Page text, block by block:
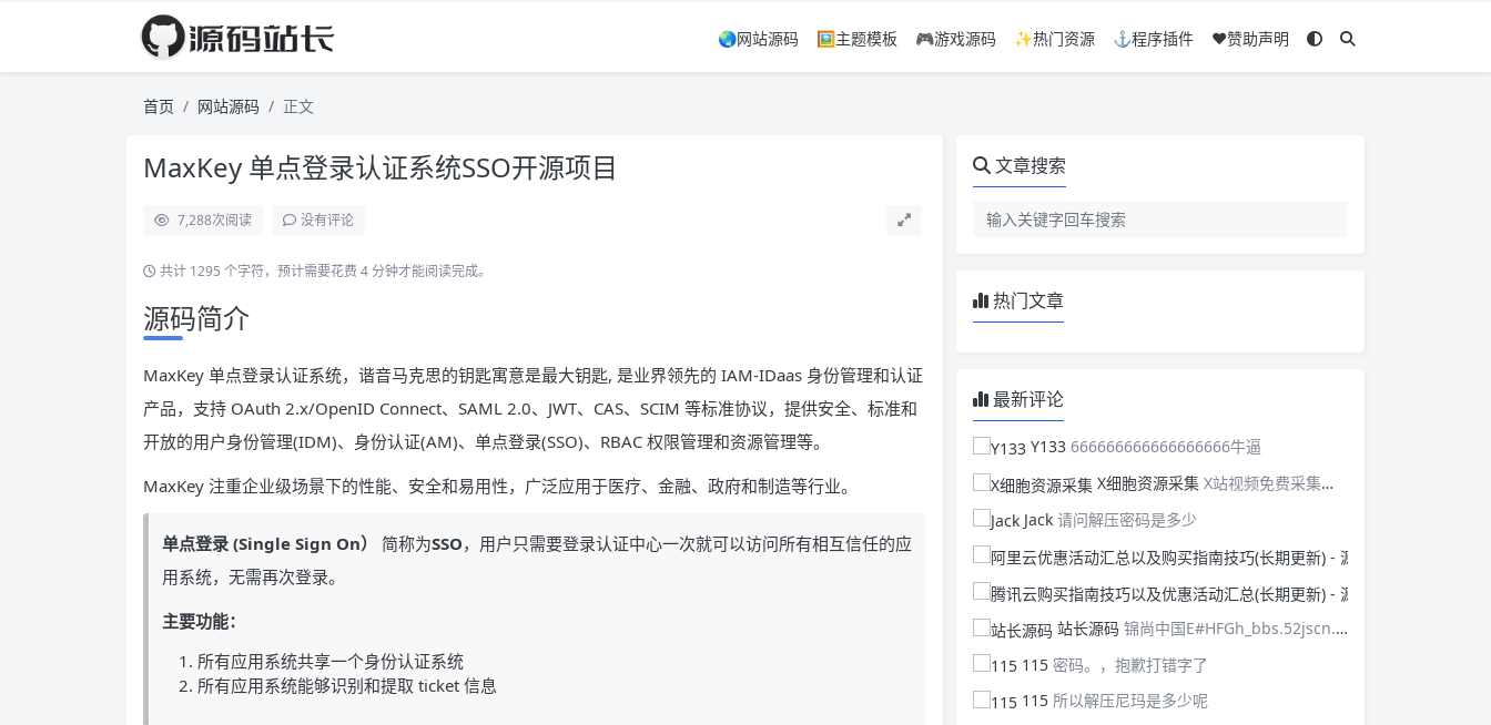
🌏网站源码 🖼️主题模板 🎮游戏源码 ✨热门资源 ⚓程序插件 ❤️赞助声明
首页 网站源码 正文
MaxKey 单点登录认证系统SSO开源项目
7,288次阅读 没有评论
共计 1295 个字符，预计需要花费 4 分钟才能阅读完成。
源码简介
MaxKey 单点登录认证系统，谐音马克思的钥匙寓意是最大钥匙, 是业界领先的 IAM-IDaas 身份管理和认证
产品，支持 OAuth 2.x/OpenID Connect、SAML 2.0、JWT、CAS、SCIM 等标准协议，提供安全、标准和
开放的用户身份管理(IDM)、身份认证(AM)、单点登录(SSO)、RBAC 权限管理和资源管理等。
MaxKey 注重企业级场景下的性能、安全和易用性，广泛应用于医疗、金融、政府和制造等行业。
单点登录 (Single Sign On） 简称为SSO，用户只需要登录认证中心一次就可以访问所有相互信任的应
用系统，无需再次登录。
主要功能：
所有应用系统共享一个身份认证系统
所有应用系统能够识别和提取 ticket 信息
文章搜索
热门文章
最新评论
Y133 666666666666666666牛逼
X细胞资源采集 X站视频免费采集，可以适配此CMS，含免费模板。有需要的站长可以看看xxibaozyw.com
Jack 请问解压密码是多少
站长源码 锦尚中国E#HFGh_bbs.52jscn.comEYzhibo8
115 密码。，抱歉打错字了
115 所以解压尼玛是多少呢